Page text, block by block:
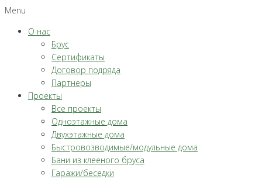
Menu
О нас
Брус
Сертификаты
Договор подряда
Партнеры
Проекты
Все проекты
Одноэтажные дома
Двухэтажные дома
Быстровозводимые/модульные дома
Бани из клееного бруса
Гаражи/беседки